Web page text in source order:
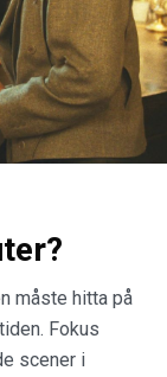
måste hitta på
Fokus
scener i